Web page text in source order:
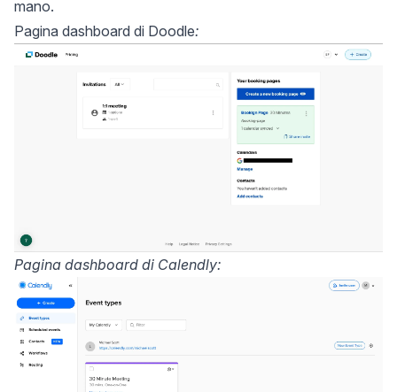
mano.
Pagina dashboard di Doodle:
Pagina dashboard di Calendly: